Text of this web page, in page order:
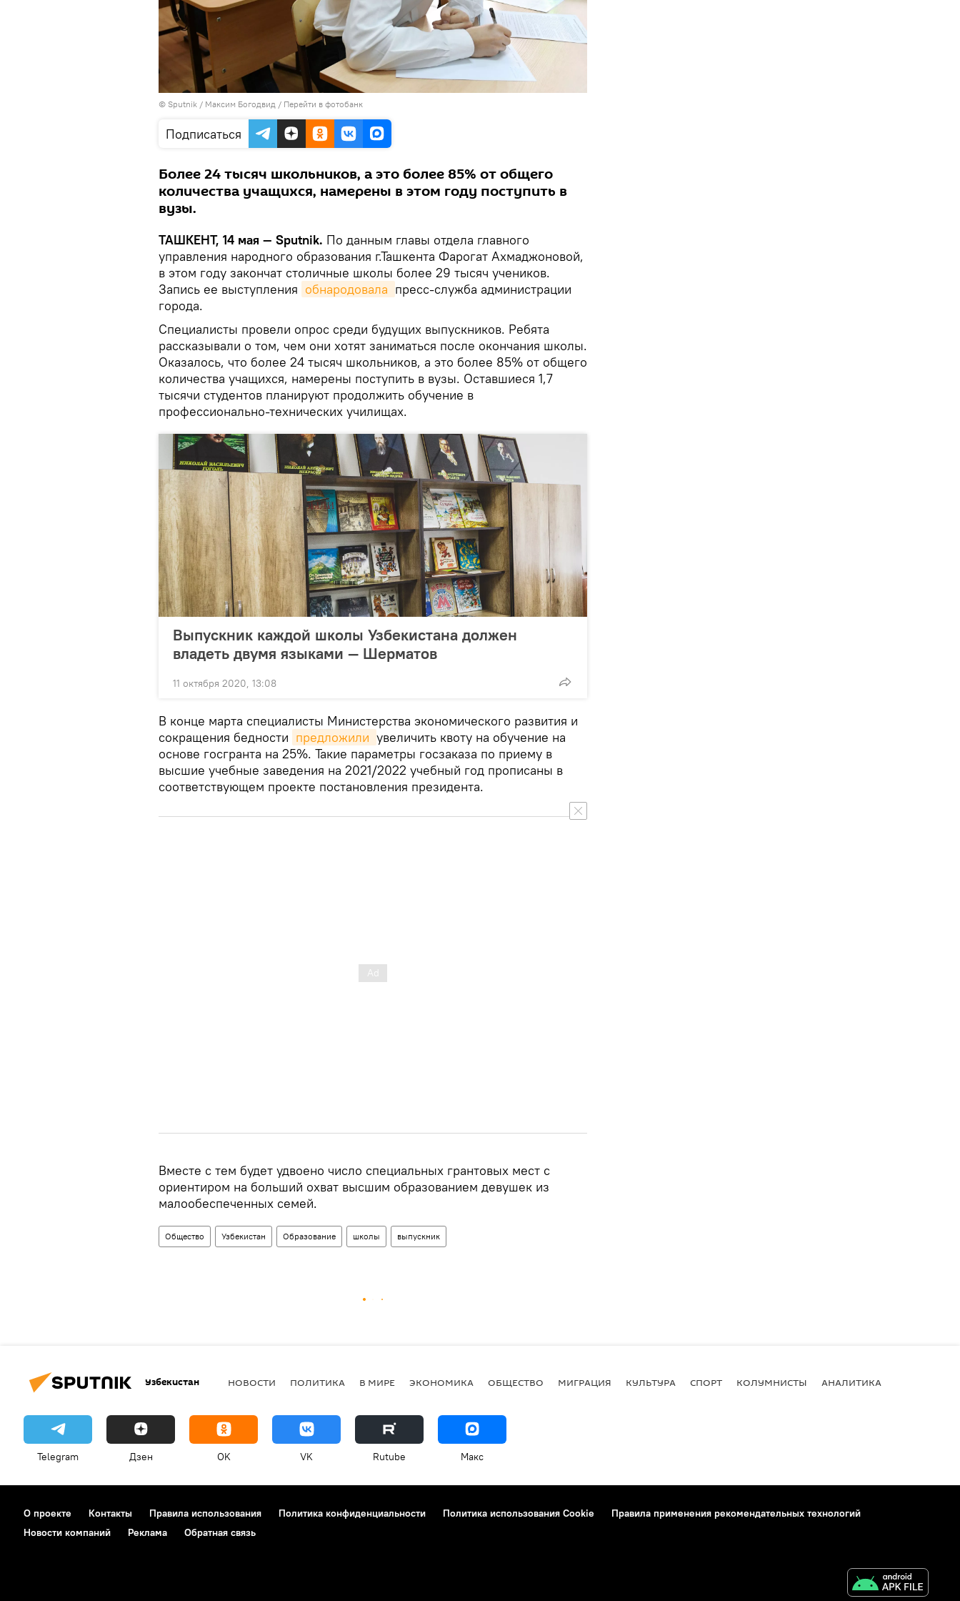
© Sputnik / Максим Богодвид / Перейти в фотобанк
Подписаться
Более 24 тысяч школьников, а это более 85% от общего
количества учащихся, намерены в этом году поступить в
вузы.
ТАШКЕНТ, 14 мая — Sputnik. По данным главы отдела главного
управления народного образования г.Ташкента Фарогат Ахмаджоновой,
в этом году закончат столичные школы более 29 тысяч учеников.
Запись ее выступления обнародовала пресс-служба администрации
города.
Специалисты провели опрос среди будущих выпускников. Ребята
рассказывали о том, чем они хотят заниматься после окончания школы.
Оказалось, что более 24 тысяч школьников, а это более 85% от общего
количества учащихся, намерены поступить в вузы. Оставшиеся 1,7
тысячи студентов планируют продолжить обучение в
профессионально-технических училищах.
Выпускник каждой школы Узбекистана должен
владеть двумя языками — Шерматов
11 октября 2020, 13:08
В конце марта специалисты Министерства экономического развития и
сокращения бедности предложили увеличить квоту на обучение на
основе госгранта на 25%. Такие параметры госзаказа по приему в
высшие учебные заведения на 2021/2022 учебный год прописаны в
соответствующем проекте постановления президента.
Вместе с тем будет удвоено число специальных грантовых мест с
ориентиром на больший охват высшим образованием девушек из
малообеспеченных семей.
Общество Узбекистан Образование школы выпускник
Узбекистан НОВОСТИ ПОЛИТИКА В МИРЕ ЭКОНОМИКА ОБЩЕСТВО МИГРАЦИЯ КУЛЬТУРА СПОРТ КОЛУМНИСТЫ АНАЛИТИКА
Telegram Дзен OK VK Rutube Макс
О проекте Контакты Правила использования Политика конфиденциальности Политика использования Cookie
Правила применения рекомендательных технологий
Новости компаний
Реклама Обратная связь